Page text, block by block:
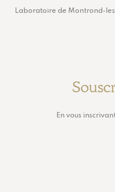
Laboratoire de Montrond-
En vous